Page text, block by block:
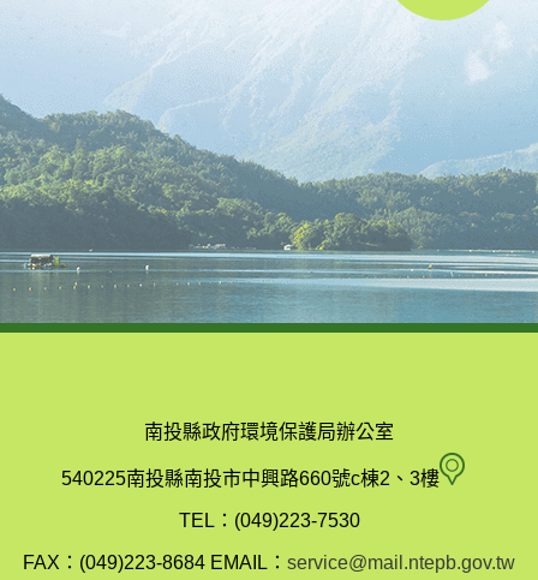
南投縣政府環境保護局辦公室
540225南投縣南投市中興路660號c棟2、3樓 南
縣
TEL：(049)223-7530
FAX：(049)223-8684 EMAIL： service@mail.ntepb.gov.tw